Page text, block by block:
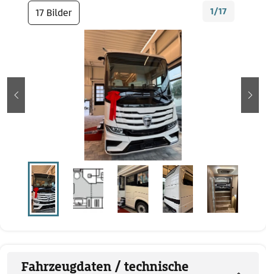
17 Bilder 1/17
zurück
Fahrzeugdaten / technische